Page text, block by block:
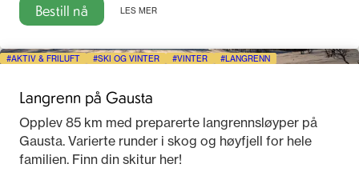
Bestill nå LES MER
AKTIV & FRILUFT SKI OG VINTER VINTER LANGRENN
Langrenn på Gausta
Opplev 85 km med preparerte langrennsløyper på
Gausta. Varierte runder i skog og høyfjell for hele
familien. Finn din skitur her!